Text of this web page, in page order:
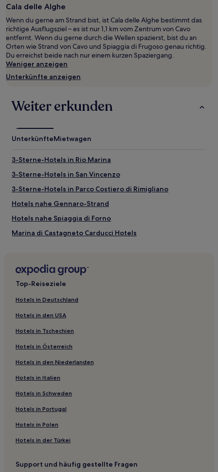
mit
1 Übernachtung
von
2 Erwachsenen
gefunden
wurde.
Preise
und
Verfügbarkeiten
ändern.
Es
zusätzliche
Bedingungen
Cala delle Alghe
Wenn du gerne am Strand bist, ist Cala delle Alghe bestimmt das
richtige Ausflugsziel – es ist nur 1,1 km vom Zentrum von Cavo
entfernt. Wenn du gerne durch die Wellen spazierst, bist du an
Orten wie Strand von Cavo und Spiaggia di Frugoso genau richtig.
Du erreichst beide nach nur einem kurzen Spaziergang.
Weniger anzeigen
Unterkünfte anzeigen
Weiter erkunden
UnterkünfteMietwagen
3-Sterne-Hotels in Rio Marina
3-Sterne-Hotels in San Vincenzo
3-Sterne-Hotels in Parco Costiero di Rimigliano
Hotels nahe Gennaro-Strand
Hotels nahe Spiaggia di Forno
Marina di Castagneto Carducci Hotels
Hotels nahe Enfola Strand
Hotels nahe Polveraia Strand
Massa Marittima Hotels
Magazzini Hotels
Hotels nahe Roman Villa di Capo Castello
Rio Hotels
Hotels nahe Spiaggia YCPA
Hotels nahe Acquabona Elba Golf Club
Portoferraio Hotels
Hotels nahe Naturschutzgebiet Diaccia Botrona
Castiglione della Pescaia Hotels
Top-Reiseziele
Hotels in Deutschland
Hotels in den USA
Hotels in Tschechien
Hotels in Österreich
Hotels in den Niederlanden
Hotels in Italien
Hotels in Schweden
Hotels in Portugal
Hotels in Polen
Hotels in der Türkei
Support und häufig gestellte Fragen